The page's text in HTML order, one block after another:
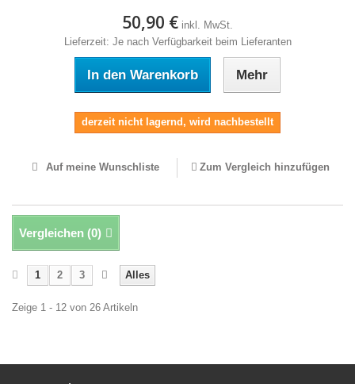
50,90 € inkl. MwSt.
Lieferzeit: Je nach Verfügbarkeit beim Lieferanten
In den Warenkorb Mehr
derzeit nicht lagernd, wird nachbestellt
Auf meine Wunschliste Zum Vergleich hinzufügen
Vergleichen (0)
Alles
1 2 3
Zeige 1 - 12 von 26 Artikeln